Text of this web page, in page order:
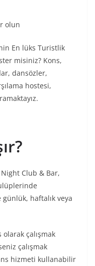
olun
En lüks Turistlik
misiniz? Kons,
dansözler,
hostesi,
Club & Bar,
günlük, haftalık veya
olarak çalışmak
çalışmak
hizmeti kullanabilir